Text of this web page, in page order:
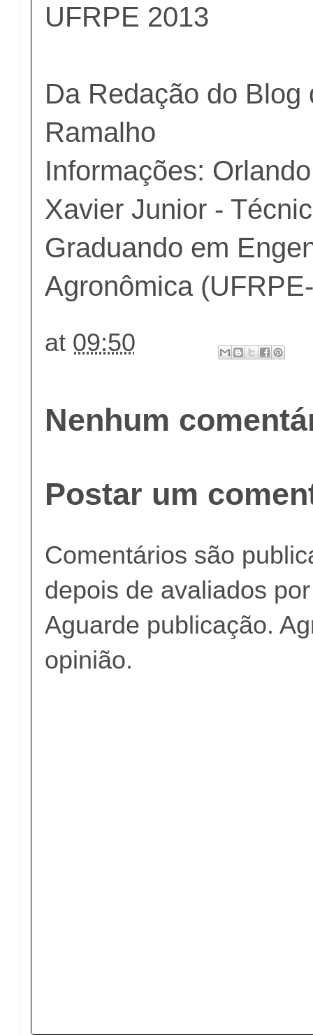
UFRPE 2013
Da Redação do Blog
Ramalho
Informações:
Xavier Junior -
Graduando em
Agronômica
at 09:50
Nenhum
Postar um
Comentários são
depois de avaliados
Aguarde publicação.
opinião.